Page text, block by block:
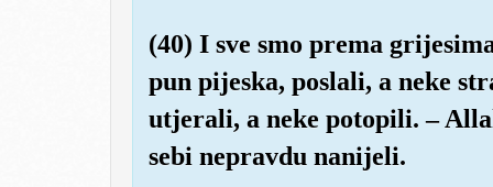
(40) I sve smo prema
pun pijeska, poslali, a neke
utjerali, a neke potopili. –
sebi nepravdu nanijeli.